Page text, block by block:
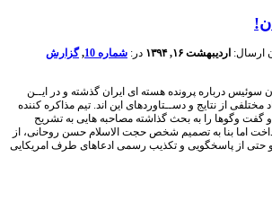
ارسال: اردیبهشت ۱۶, ۱۳۹۴ در: شماره 10 ,گزارش
سوئیس درباره پرونده هسته ای ایران گذشته و در ایــن
از نتایج و دســتاوردهای این اند. تیم مذاکره کننده
گفت وگوها را به بحث گذاشته مصاحبه هایی به تشریح
اما بنا به تصمیم شخص حجت الاسلام حسن روحانی، از
حتی از پاسخگویی و تکذیب رسمی ادعاهای طرف امریکایی